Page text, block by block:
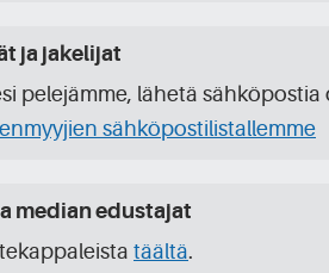
ja jakelijat
pelejämme, lähetä sähköpostia
sähköpostilistallemme
median edustajat
täältä.